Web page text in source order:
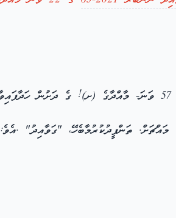
ތަންފީދުކުރުމާބެހޭ، "ގަވާއިދު" .އެވެ: